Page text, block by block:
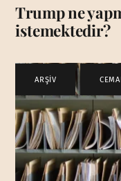
Trump ne
istemektedir?
ARŞİV